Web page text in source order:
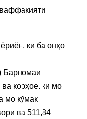
ки ба онҳо
Барномаи
корҳое, ки мо
мо кӯмак
ва 511,84